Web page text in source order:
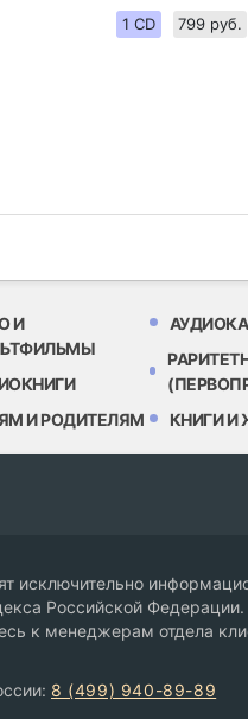
1 CD 799 руб.
И
И РОДИТЕЛЯМ
КНИГИ И
Российской
к менеджерам отдела
8 (499) 940-89-89